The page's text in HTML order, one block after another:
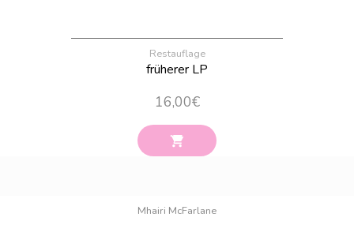
Restauflage
früherer LP
16,00€
Mhairi McFarlane